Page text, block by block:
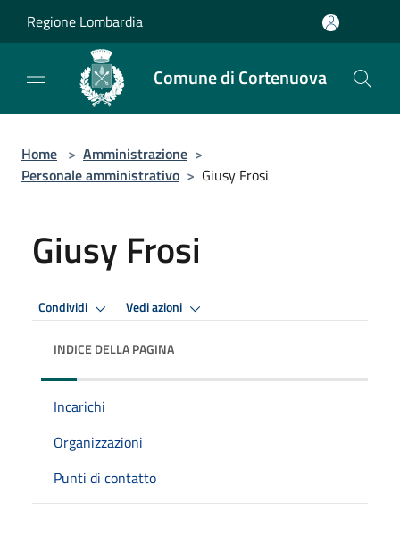
Regione Lombardia
Comune di Cortenuova
Home > Amministrazione >
Personale amministrativo > Giusy Frosi
Giusy Frosi
Condividi Vedi azioni
INDICE DELLA PAGINA
Incarichi
Organizzazioni
Punti di contatto